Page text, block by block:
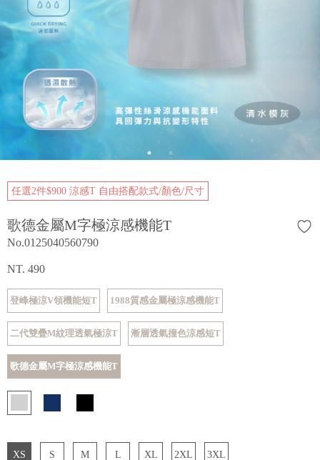
任選2件$900 涼感T 自由搭配款式/顏色/尺寸
歌德金屬M字極涼感機能T
No.0125040560790
NT. 490
登峰極涼V領機能短T 1988質感金屬極涼感機能T
二代雙疊M紋理透氣極涼T 漸層透氣撞色涼感短T
歌德金屬M字極涼感機能T
XS S M L XL 2XL 3XL